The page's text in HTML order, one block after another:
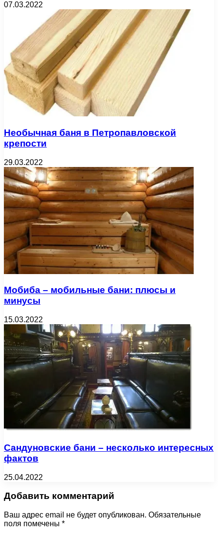
07.03.2022
Необычная баня в Петропавловской
крепости
29.03.2022
Мобиба – мобильные бани: плюсы и
минусы
15.03.2022
Сандуновские бани – несколько интересных
фактов
25.04.2022
Добавить комментарий
Ваш адрес email не будет опубликован. Обязательные
поля помечены *